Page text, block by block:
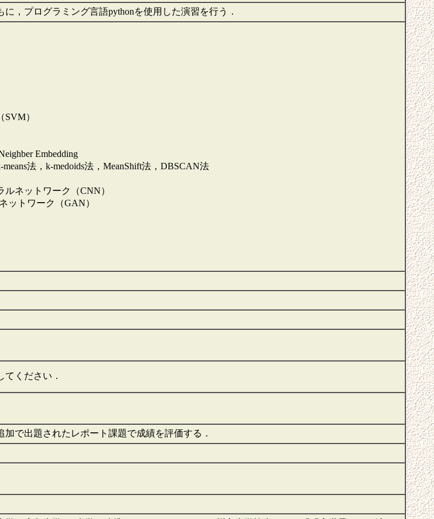
，プログラミング言語pythonを使用した演習を行う．
）
Embedding
法，k-medoids法，MeanShift法，DBSCAN法
ネットワーク（CNN）
ットワーク（GAN）
てください．
で出題されたレポート課題で成績を評価する．